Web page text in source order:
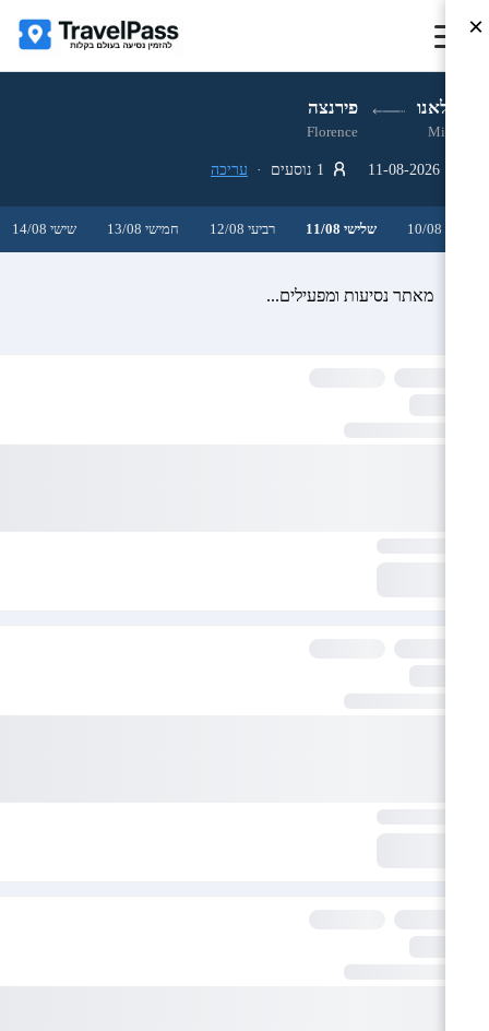
מילאנו פירנצה
Milan
Florence
עריכה
שלישי 11/08 רביעי 12/08 חמישי 13/08 שישי 14/08
מאתר נסיעות ומפעילים...
×